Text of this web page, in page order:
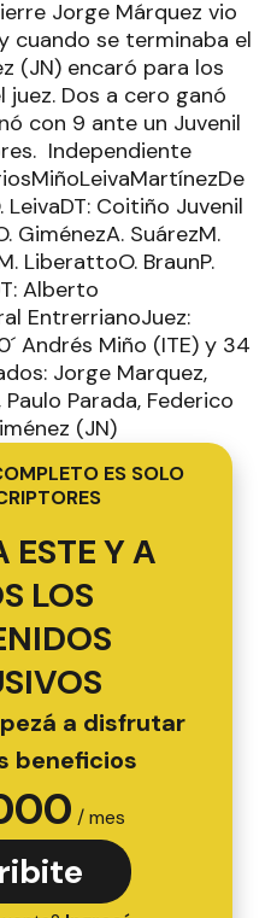
Jorge Márquez vio
cuando se terminaba el
(JN) encaró para los
Dos a cero ganó
con 9 ante un Juvenil
Independiente
Coitiño Juvenil
GiménezA. SuárezM.
LiberattoO. BraunP.
Alberto
EntrerrianoJuez:
Andrés Miño (ITE) y 34
Jorge Marquez,
Parada, Federico
(JN)
ES SOLO
ESTE Y A
LOS
a disfrutar
beneficios
/ mes